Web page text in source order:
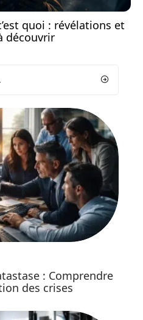
quoi : révélations et
découvrir
: Comprendre
des crises